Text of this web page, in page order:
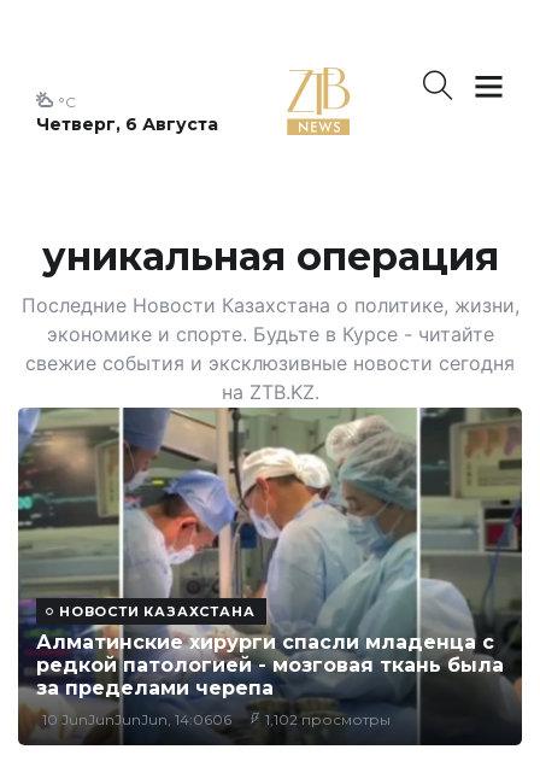
Четверг, 6 Августа
°C
уникальная операция
Последние Новости Казахстана о политике, жизни,
экономике и спорте. Будьте в Курсе - читайте
свежие события и эксклюзивные новости сегодня
на ZTB.KZ.
НОВОСТИ КАЗАХСТАНА
Алматинские хирурги спасли младенца с
редкой патологией - мозговая ткань была
за пределами черепа
10 JunJunJunJun, 14:0606 1,102 просмотры